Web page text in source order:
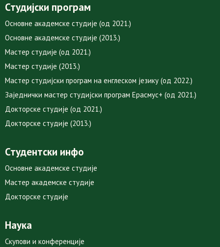
Студијски програм
Основне академске студије (од 2021.)
Основне академске студије (2013.)
Мастер студије (од 2021.)
Мастер студије (2013.)
Мастер студијски програм на енглеском језику (од 2022.)
Заједнички мастер студијски програм Ерасмус+ (од 2021.)
Докторске студије (од 2021.)
Докторске студије (2013.)
Студентски инфо
Основне академске студије
Мастер академске студије
Докторске студије
Наука
Скупови и конференције